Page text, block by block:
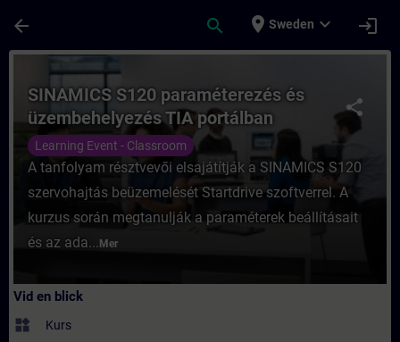
arrow_back search place Sweden expand_more login
Kurs - SINAMICS S120 paraméterezés
share
SINAMICS S120 paraméterezés és
üzembehelyezés TIA portálban
Learning Event - Classroom
A tanfolyam résztvevői elsajátítják a SINAMICS S120
szervohajtás beüzemelését Startdrive szoftverrel. A
kurzus során megtanulják a paraméterek beállításait
és az ada... Mer
Vid en blick
widgets Kurs